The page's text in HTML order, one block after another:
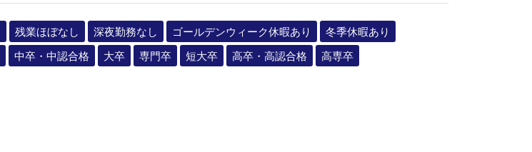
残業ほぼなし 深夜勤務なし ゴールデンウィーク休暇あり
冬季休暇あり
中卒・中認合格 大卒 専門卒 短大卒 高卒・高認合格
高専卒